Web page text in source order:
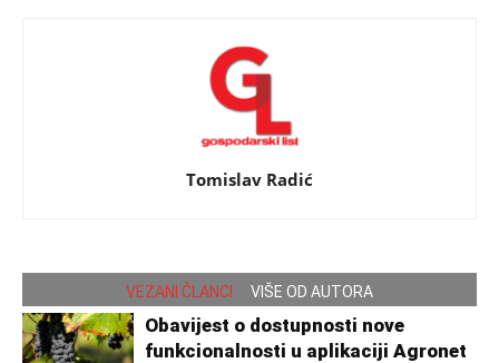
Tomislav Radić
VEZANI ČLANCI VIŠE OD AUTORA
Obavijest o dostupnosti nove
funkcionalnosti u aplikaciji Agronet